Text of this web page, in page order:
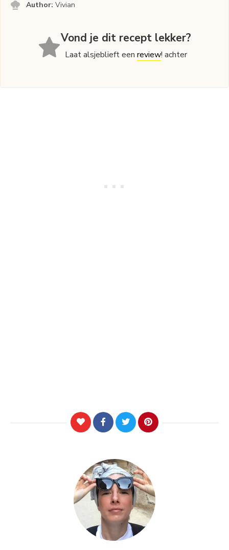
Author:Vivian
Vond je dit recept lekker?
Laat alsjeblieft eenreview! achter